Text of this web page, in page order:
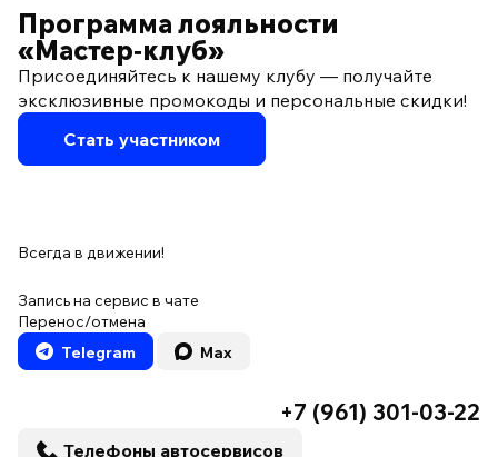
Программа лояльности
«Мастер‑клуб»
Присоединяйтесь к нашему клубу — получайте
эксклюзивные промокоды и персональные скидки!
Стать участником
Всегда в движении!
Запись на сервис в чате
Перенос/отмена
Telegram
Max
+7 (961) 301-03-22
Телефоны автосервисов